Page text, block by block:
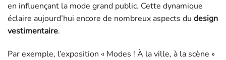
en influençant la mode grand public. Cette dynamique
éclaire aujourd’hui encore de nombreux aspects du design
vestimentaire.
Par exemple, l’exposition « Modes ! À la ville, à la scène »